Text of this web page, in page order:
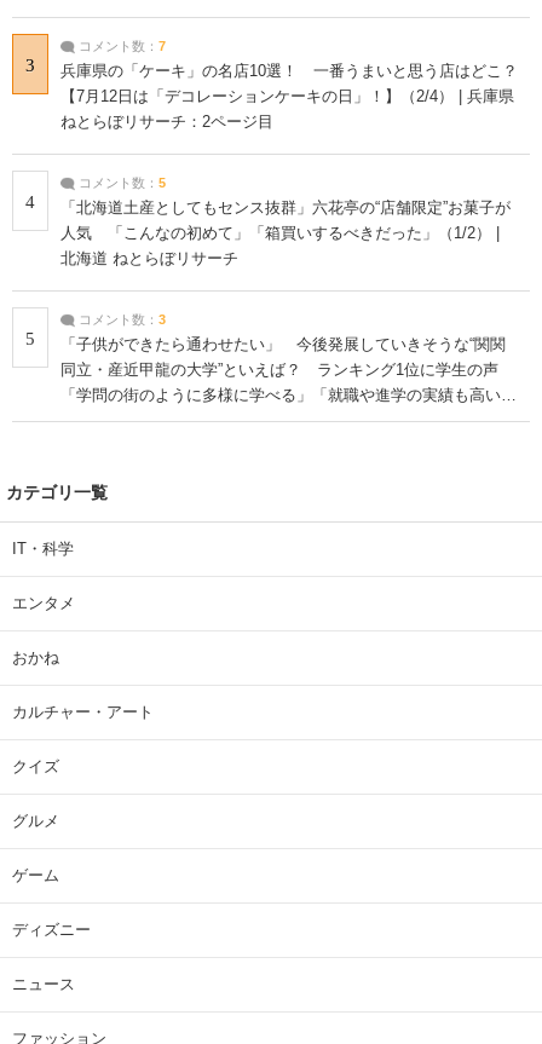
3
コメント数： 7
兵庫県の「ケーキ」の名店10選！ 一番うまいと思う店はどこ？
【7月12日は「デコレーションケーキの日」！】（2/4） | 兵庫県
ねとらぼリサーチ：2ページ目
4
コメント数： 5
「北海道土産としてもセンス抜群」六花亭の“店舗限定”お菓子が
人気 「こんなの初めて」「箱買いするべきだった」（1/2） |
北海道 ねとらぼリサーチ
5
コメント数： 3
「子供ができたら通わせたい」 今後発展していきそうな“関関
同立・産近甲龍の大学”といえば？ ランキング1位に学生の声
「学問の街のように多様に学べる」「就職や進学の実績も高い」
| 大学 ねとらぼリサーチ
カテゴリ一覧
IT・科学
エンタメ
おかね
カルチャー・アート
クイズ
グルメ
ゲーム
ディズニー
ニュース
ファッション